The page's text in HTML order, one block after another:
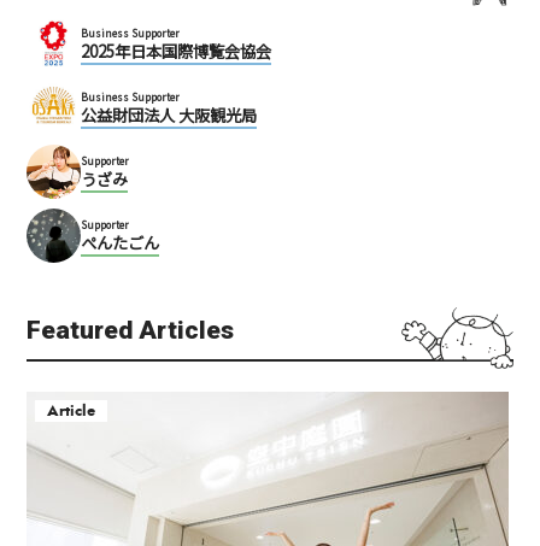
Business Supporter
2025年日本国際博覧会協会
Business Supporter
公益財団法人 大阪観光局
Supporter
うざみ
Supporter
ぺんたごん
Featured Articles
Article